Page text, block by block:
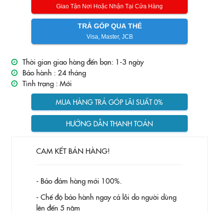
Giao Tận Nơi Hoặc Nhận Tại Cửa Hàng
TRẢ GÓP QUA THẺ
Visa, Master, JCB
Thời gian giao hàng đến bạn: 1-3 ngày
Bảo hành : 24 tháng
Tình trạng : Mới
MUA HÀNG TRẢ GÓP LÃI SUẤT 0%
HƯỚNG DẪN THANH TOÁN
CAM KẾT BÁN HÀNG!
- Bảo đảm hàng mới 100%.
- Chế độ bảo hành ngay cả lỗi do người dùng
lên đến 5 năm